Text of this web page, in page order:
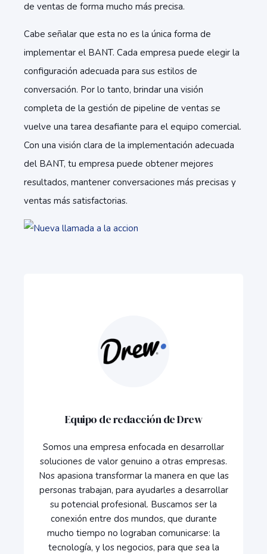
de ventas de forma mucho más precisa.
Cabe señalar que esta no es la única forma de
implementar el BANT. Cada empresa puede elegir la
configuración adecuada para sus estilos de
conversación. Por lo tanto, brindar una visión
completa de la gestión de pipeline de ventas se
vuelve una tarea desafiante para el equipo comercial.
Con una visión clara de la implementación adecuada
del BANT, tu empresa puede obtener mejores
resultados, mantener conversaciones más precisas y
ventas más satisfactorias.
Equipo de redacción de Drew
Somos una empresa enfocada en desarrollar
soluciones de valor genuino a otras empresas.
Nos apasiona transformar la manera en que las
personas trabajan, para ayudarles a desarrollar
su potencial profesional. Buscamos ser la
conexión entre dos mundos, que durante
mucho tiempo no lograban comunicarse: la
tecnología, y los negocios, para que sea la